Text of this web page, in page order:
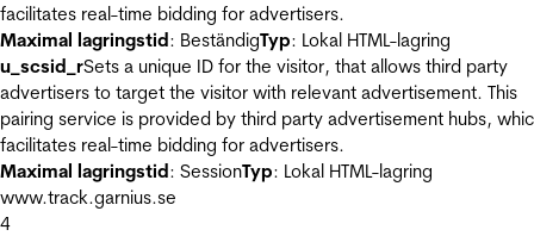
facilitates real-time bidding for advertisers.
Maximal lagringstid: BeständigTyp: Lokal HTML-lagring
u_scsid_rSets a unique ID for the visitor, that allows third party
advertisers to target the visitor with relevant advertisement. This
pairing service is provided by third party advertisement hubs,
facilitates real-time bidding for advertisers.
Maximal lagringstid: SessionTyp: Lokal HTML-lagring
www.track.garnius.se
4